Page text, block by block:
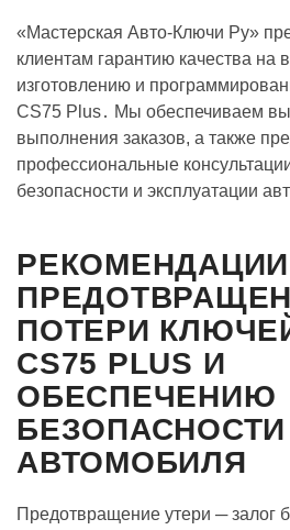
«Мастерская Авто-Ключи Ру»
клиентам гарантию качества на
изготовлению и
CS75 Plus․ Мы обеспечиваем
выполнения заказов, а также
профессиональные
безопасности и эксплуатации
ПОТЕРИ КЛЮЧЕЙ
CS75 PLUS И
ОБЕСПЕЧЕНИЮ
БЕЗОПАСНОСТИ
АВТОМОБИЛЯ
Предотвращение утери ─ залог